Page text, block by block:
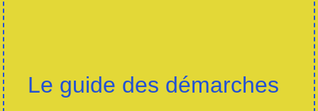
Le guide des démarches